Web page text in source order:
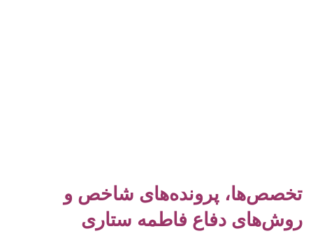
تخصص‌ها، پرونده‌های شاخص و
روش‌های دفاع فاطمه ستاری